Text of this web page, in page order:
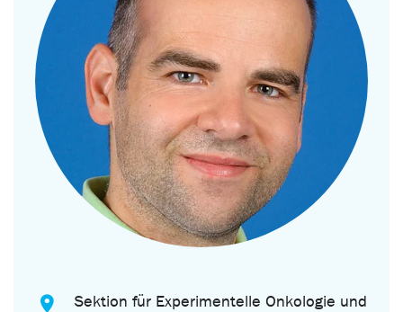
Sektion für Experimentelle Onkologie und